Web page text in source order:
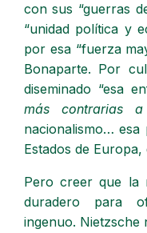
con sus “guerras
“unidad política y
por esa “fuerza
Bonaparte. Por
diseminado “esa
más contrarias
nacionalismo… esa
Estados de Europa,
Pero creer que la
duradero para
ingenuo.